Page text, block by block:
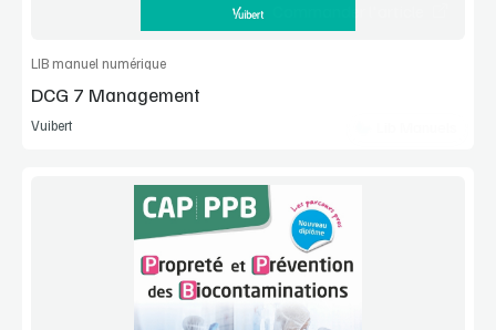
LIB manuel numérique
DCG 7 Management
Vuibert
Voir la démo